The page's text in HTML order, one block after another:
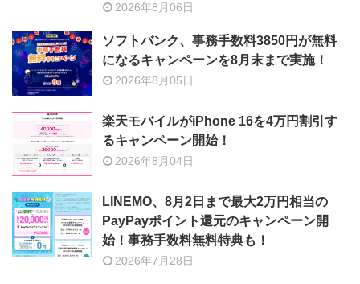
2026年8月06日
ソフトバンク、事務手数料3850円が無料
になるキャンペーンを8月末まで実施！
2026年8月05日
楽天モバイルがiPhone 16を4万円割引す
るキャンペーン開始！
2026年8月04日
LINEMO、8月2日まで最大2万円相当の
PayPayポイント還元のキャンペーン開
始！事務手数料無料特典も！
2026年7月28日